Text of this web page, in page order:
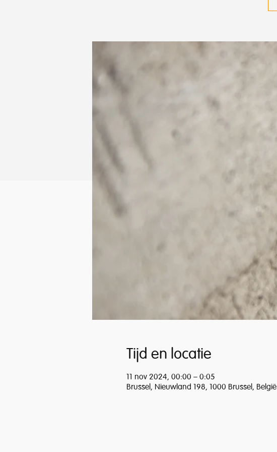
Tijd en locatie
11 nov 2024, 00:00 – 0:05
Brussel, Nieuwland 198, 1000 Brussel, België